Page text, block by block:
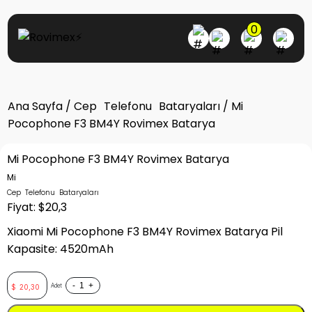
0
Ana Sayfa / Cep Telefonu Bataryaları / Mi
Pocophone F3 BM4Y Rovimex Batarya
Mi Pocophone F3 BM4Y Rovimex Batarya
Mi
Cep Telefonu Bataryaları
Fiyat: $20,3
Xiaomi Mi Pocophone F3 BM4Y Rovimex Batarya Pil
Kapasite: 4520mAh
$ 20,30 Adet - +